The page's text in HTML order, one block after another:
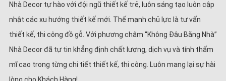
Nhà Decor tự hào với đội ngũ thiết kế trẻ, luôn sáng tạo luôn cập
nhật các xu hướng thiết kế mới. Thế mạnh chủ lực là tư vấn
thiết kế, thi công đồ gỗ. Với phương châm “Không Đâu Bằng Nhà”
Nhà Decor đã tự tin khẳng định chất lượng, dịch vụ và tính thẩm
mĩ cao trong từng chi tiết thiết kế, thi công. Luôn mang lại sự hài